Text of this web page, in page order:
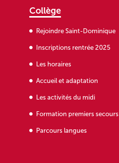
Collège
Rejoindre Saint-Dominique
Inscriptions rentrée 2025
Les horaires
Accueil et adaptation
Les activités du midi
Formation premiers secours
Parcours langues